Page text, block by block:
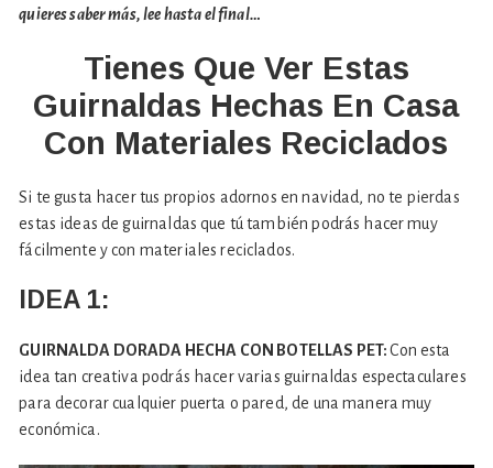
quieres saber más, lee hasta el final…
Tienes Que Ver Estas
Guirnaldas Hechas En Casa
Con Materiales Reciclados
Si te gusta hacer tus propios adornos en navidad, no te pierdas
estas ideas de guirnaldas que tú también podrás hacer muy
fácilmente y con materiales reciclados.
IDEA 1:
GUIRNALDA DORADA HECHA CON BOTELLAS PET:Con esta
idea tan creativa podrás hacer varias guirnaldas espectaculares
para decorar cualquier puerta o pared, de una manera muy
económica.